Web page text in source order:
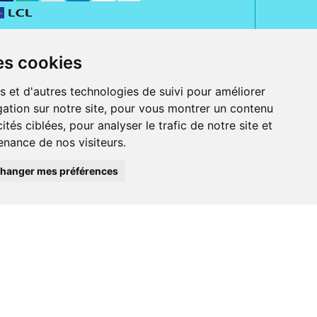
cookies
et d'autres technologies de suivi pour améliorer
sur notre site, pour vous montrer un contenu
ciblées, pour analyser le trafic de notre site et
de nos visiteurs.
mes préférences
Jeanne d' Harcourt, 80300 Albert.
ordonnance.
et iPod touch), ou sur Google Play (pour Androïd 5.0 ou version
Bancontact, PayPal.